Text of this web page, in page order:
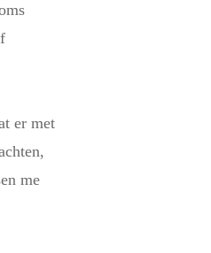
er met
me